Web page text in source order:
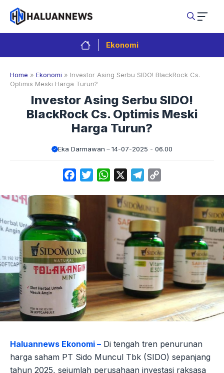
Langsung
isi
Ekonomi
Home » Ekonomi » Investor Asing Serbu SIDO! BlackRock Cs.
Optimis Meski Harga Turun?
Investor Asing Serbu SIDO!
BlackRock Cs. Optimis Meski
Harga Turun?
Eka Darmawan 14-07-2025 - 06.00
FacebookTwitterWhatsApp Telegram
Haluannews Ekonomi – Di tengah tren penurunan
harga saham PT Sido Muncul Tbk (SIDO) sepanjang
tahun 2025, sejumlah perusahaan investasi raksasa